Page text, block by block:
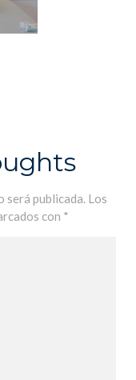
será publicada. Los
con *